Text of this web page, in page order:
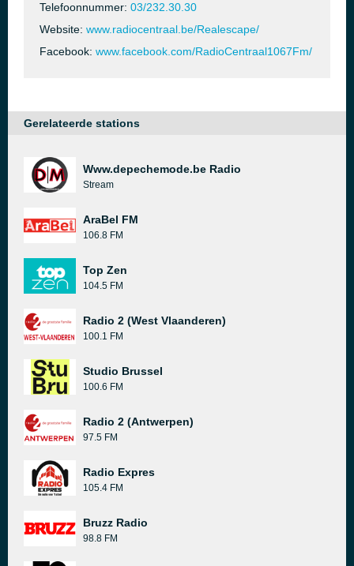
Telefoonnummer: 03/232.30.30
Website: www.radiocentraal.be/Realescape/
Facebook: www.facebook.com/RadioCentraal1067Fm/
Gerelateerde stations
Www.depechemode.be Radio
Stream
AraBel FM
106.8 FM
Top Zen
104.5 FM
Radio 2 (West Vlaanderen)
100.1 FM
Studio Brussel
100.6 FM
Radio 2 (Antwerpen)
97.5 FM
Radio Expres
105.4 FM
Bruzz Radio
98.8 FM